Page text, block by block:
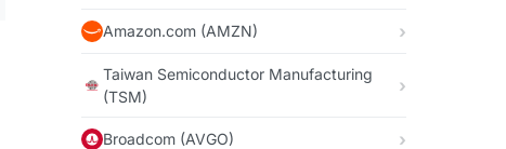
Amazon.com (AMZN)
Taiwan Semiconductor Manufacturing
(TSM)
Broadcom (AVGO)